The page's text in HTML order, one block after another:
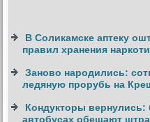
В Соликамске аптеку
правил хранения
Заново народились:
ледяную прорубь на
Кондукторы вернулись:
автобусах обещают